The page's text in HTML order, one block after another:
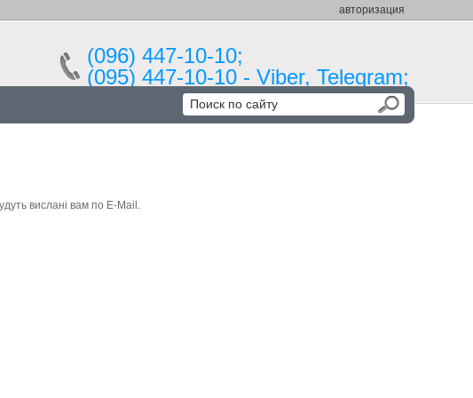
авторизация
(096) 447-10-10;
(095) 447-10-10 - Viber, Telegram;
вислані вам по E-Mail.